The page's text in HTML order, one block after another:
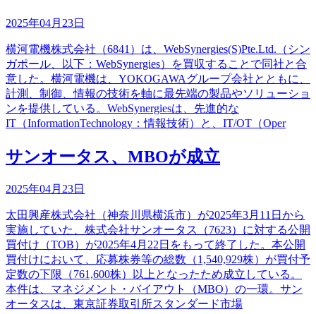
2025年04月23日
横河電機株式会社（6841）は、WebSynergies(S)Pte.Ltd.（シン
ガポール、以下：WebSynergies）を買収することで同社と合
意した。横河電機は、YOKOGAWAグループ会社とともに、
計測、制御、情報の技術を軸に最先端の製品やソリューショ
ンを提供している。WebSynergiesは、先進的な
IT（InformationTechnology：情報技術）と、IT/OT（Oper
サンオータス、MBOが成立
2025年04月23日
太田興産株式会社（神奈川県横浜市）が2025年3月11日から
実施していた、株式会社サンオータス（7623）に対する公開
買付け（TOB）が2025年4月22日をもって終了した。本公開
買付けにおいて、応募株券等の総数（1,540,929株）が買付予
定数の下限（761,600株）以上となったため成立している。
本件は、マネジメント・バイアウト（MBO）の一環。サン
オータスは、東京証券取引所スタンダード市場